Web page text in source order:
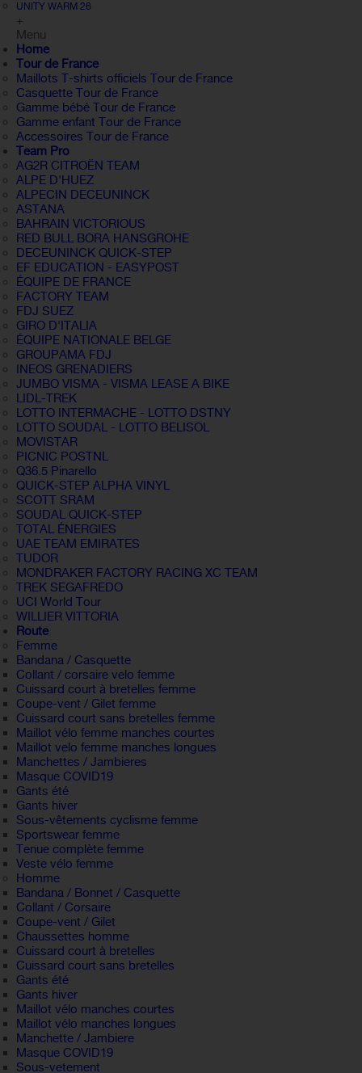
UNITY WARM 26
+
Menu
Home
Tour de France
Maillots T-shirts officiels Tour de France
Casquette Tour de France
Gamme bébé Tour de France
Gamme enfant Tour de France
Accessoires Tour de France
Team Pro
AG2R CITROËN TEAM
ALPE D'HUEZ
ALPECIN DECEUNINCK
ASTANA
BAHRAIN VICTORIOUS
RED BULL BORA HANSGROHE
DECEUNINCK QUICK-STEP
EF EDUCATION - EASYPOST
ÉQUIPE DE FRANCE
FACTORY TEAM
FDJ SUEZ
GIRO D'ITALIA
ÉQUIPE NATIONALE BELGE
GROUPAMA FDJ
INEOS GRENADIERS
JUMBO VISMA - VISMA LEASE A BIKE
LIDL-TREK
LOTTO INTERMACHE - LOTTO DSTNY
LOTTO SOUDAL - LOTTO BELISOL
MOVISTAR
PICNIC POSTNL
Q36.5 Pinarello
QUICK-STEP ALPHA VINYL
SCOTT SRAM
SOUDAL QUICK-STEP
TOTAL ÉNERGIES
UAE TEAM EMIRATES
TUDOR
MONDRAKER FACTORY RACING XC TEAM
TREK SEGAFREDO
UCI World Tour
WILLIER VITTORIA
Route
Femme
Bandana / Casquette
Collant / corsaire velo femme
Cuissard court à bretelles femme
Coupe-vent / Gilet femme
Cuissard court sans bretelles femme
Maillot vélo femme manches courtes
Maillot velo femme manches longues
Manchettes / Jambieres
Masque COVID19
Gants été
Gants hiver
Sous-vêtements cyclisme femme
Sportswear femme
Tenue complète femme
Veste vélo femme
Homme
Bandana / Bonnet / Casquette
Collant / Corsaire
Coupe-vent / Gilet
Chaussettes homme
Cuissard court à bretelles
Cuissard court sans bretelles
Gants été
Gants hiver
Maillot vélo manches courtes
Maillot vélo manches longues
Manchette / Jambiere
Masque COVID19
Sous-vetement